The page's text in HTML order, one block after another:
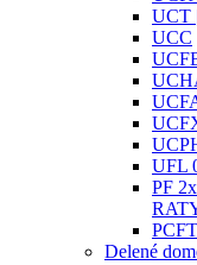
UCT
UCC
UFL
PF
Delené